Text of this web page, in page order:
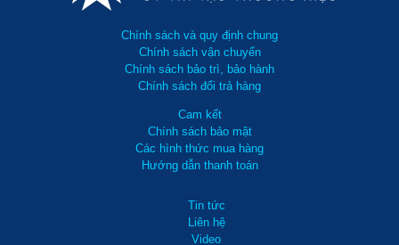
Chính sách và quy định chung
Chính sách vận chuyển
Chính sách bảo trì, bảo hành
Chính sách đổi trả hàng
Cam kết
Chính sách bảo mật
Các hình thức mua hàng
Hướng dẫn thanh toán
Tin tức
Liên hệ
Video